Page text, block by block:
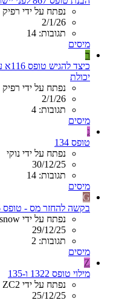
נפתח על ידי רפיק
2/1/26
תגובות: 14
מיסים
ר
יכולת
נפתח על ידי רפיק
2/1/26
תגובות: 4
מיסים
נ
טופס 134
נפתח על ידי נוקי
30/12/25
תגובות: 14
מיסים
G
בקשה להחזר מס - טופס 135 מקוון
נפתח על ידי g.snow
29/12/25
תגובות: 2
מיסים
Z
מילוי טופס 1322 ו-135
נפתח על ידי ZC2
25/12/25